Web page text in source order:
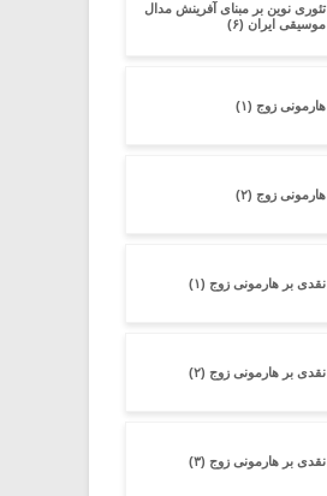
تئوری نوین بر مبنای آفرینش مدال
موسیقی ایران (۶)
هارمونی زوج (۱)
هارمونی زوج (۲)
نقدی بر هارمونی زوج (۱)
نقدی بر هارمونی زوج (۲)
نقدی بر هارمونی زوج (۳)